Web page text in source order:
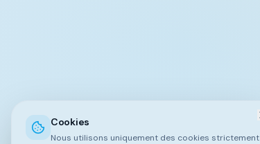
Cookies
Nous utilisons uniquement des cookies strictement